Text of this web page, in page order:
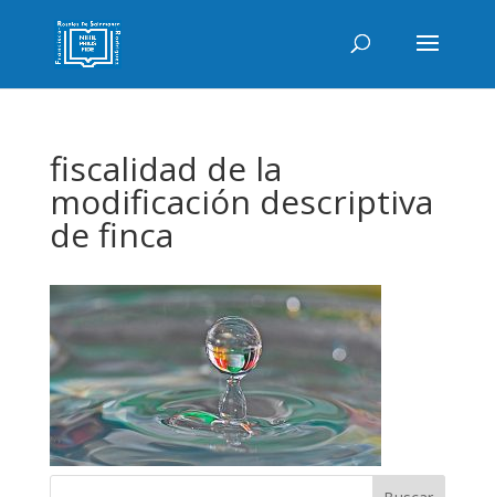
fiscalidad de la
modificación descriptiva
de finca